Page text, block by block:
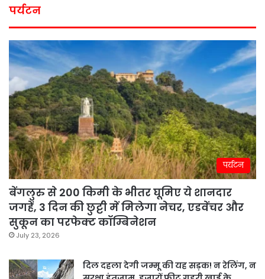
पर्यटन
पर्यटन
बेंगलुरु से 200 किमी के भीतर घूमिए ये शानदार
जगहें, 3 दिन की छुट्टी में मिलेगा नेचर, एडवेंचर और
सुकून का परफेक्ट कॉम्बिनेशन
July 23, 2026
दिल दहला देगी जम्मू की यह सड़क! न रेलिंग, न